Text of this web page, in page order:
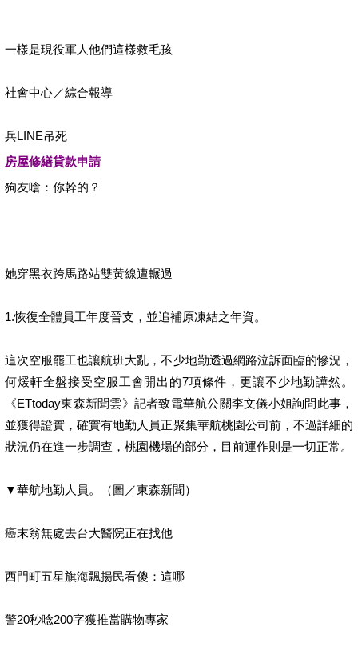
一樣是現役軍人他們這樣救毛孩
社會中心／綜合報導
兵LINE吊死
房屋修繕貸款申請
狗友嗆：你幹的？
她穿黑衣跨馬路站雙黃線遭輾過
1.恢復全體員工年度晉支，並追補原凍結之年資。
這次空服罷工也讓航班大亂，不少地勤透過網路泣訴面臨的慘況，
何煖軒全盤接受空服工會開出的7項條件，更讓不少地勤譁然。
《ETtoday東森新聞雲》記者致電華航公關李文儀小姐詢問此事，
並獲得證實，確實有地勤人員正聚集華航桃園公司前，不過詳細的
狀況仍在進一步調查，桃園機場的部分，目前運作則是一切正常。
▼華航地勤人員。（圖／東森新聞）
癌末翁無處去台大醫院正在找他
西門町五星旗海飄揚民看傻：這哪
警20秒唸200字獲推當購物專家